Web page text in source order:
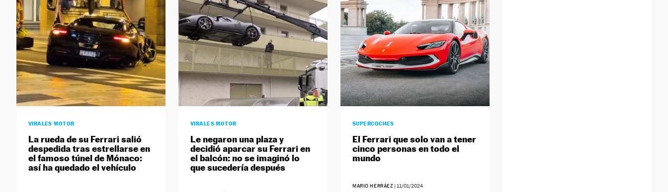
VIRALES MOTOR
La rueda de su Ferrari salió
despedida tras estrellarse en
el famoso túnel de Mónaco:
así ha quedado el vehículo
VIRALES MOTOR
Le negaron una plaza y
decidió aparcar su Ferrari en
el balcón: no se imaginó lo
que sucedería después
SUPERCOCHES
El Ferrari que solo van a tener
cinco personas en todo el
mundo
MARIO HERRÁEZ | 11/01/2024